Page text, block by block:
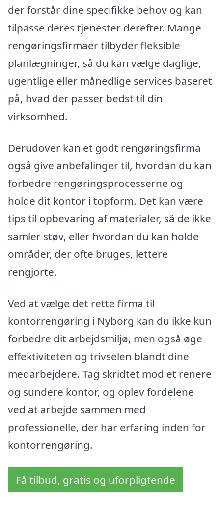
der forstår dine specifikke behov og kan
tilpasse deres tjenester derefter. Mange
rengøringsfirmaer tilbyder fleksible
planlægninger, så du kan vælge daglige,
ugentlige eller månedlige services baseret
på, hvad der passer bedst til din
virksomhed.
Derudover kan et godt rengøringsfirma
også give anbefalinger til, hvordan du kan
forbedre rengøringsprocesserne og
holde dit kontor i topform. Det kan være
tips til opbevaring af materialer, så de ikke
samler støv, eller hvordan du kan holde
områder, der ofte bruges, lettere
rengjorte.
Ved at vælge det rette firma til
kontorrengøring i Nyborg kan du ikke kun
forbedre dit arbejdsmiljø, men også øge
effektiviteten og trivselen blandt dine
medarbejdere. Tag skridtet mod et renere
og sundere kontor, og oplev fordelene
ved at arbejde sammen med
professionelle, der har erfaring inden for
kontorrengøring.
Få tilbud, gratis og uforpligtende